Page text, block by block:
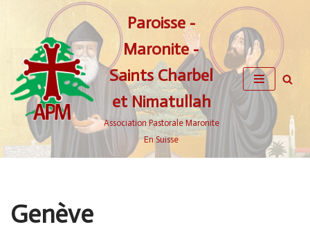
contenu
Paroisse -
Maronite -
Saints Charbel
et Nimatullah
Association Pastorale Maronite
En Suisse
Genève